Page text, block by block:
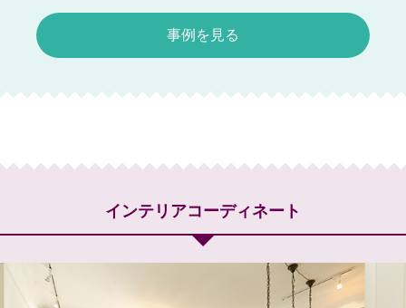
事例を見る
インテリアコーディネート